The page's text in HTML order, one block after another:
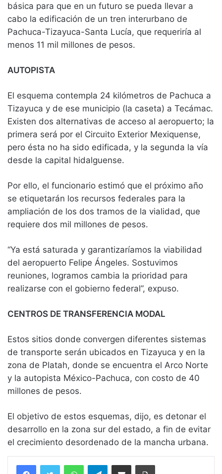
básica para que en un futuro se pueda llevar a
cabo la edificación de un tren interurbano de
Pachuca-Tizayuca-Santa Lucía, que requeriría al
menos 11 mil millones de pesos.
AUTOPISTA
El esquema contempla 24 kilómetros de Pachuca a
Tizayuca y de ese municipio (la caseta) a Tecámac.
Existen dos alternativas de acceso al aeropuerto; la
primera será por el Circuito Exterior Mexiquense,
pero ésta no ha sido edificada, y la segunda la vía
desde la capital hidalguense.
Por ello, el funcionario estimó que el próximo año
se etiquetarán los recursos federales para la
ampliación de los dos tramos de la vialidad, que
requiere dos mil millones de pesos.
“Ya está saturada y garantizaríamos la viabilidad
del aeropuerto Felipe Ángeles. Sostuvimos
reuniones, logramos cambia la prioridad para
realizarse con el gobierno federal”, expuso.
CENTROS DE TRANSFERENCIA MODAL
Estos sitios donde convergen diferentes sistemas
de transporte serán ubicados en Tizayuca y en la
zona de Platah, donde se encuentra el Arco Norte
y la autopista México-Pachuca, con costo de 40
millones de pesos.
El objetivo de estos esquemas, dijo, es detonar el
desarrollo en la zona sur del estado, a fin de evitar
el crecimiento desordenado de la mancha urbana.
WhatsAppTelegramCompartir vía email Imprimir